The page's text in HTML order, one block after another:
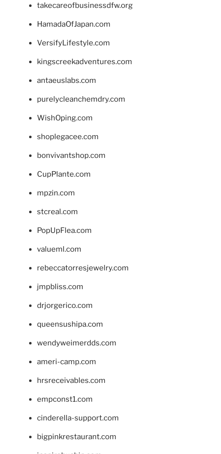
takecareofbusinessdfw.org
HamadaOfJapan.com
VersifyLifestyle.com
kingscreekadventures.com
antaeuslabs.com
purelycleanchemdry.com
WishOping.com
shoplegacee.com
bonvivantshop.com
CupPlante.com
mpzin.com
stcreal.com
PopUpFlea.com
valueml.com
rebeccatorresjewelry.com
jmpbliss.com
drjorgerico.com
queensushipa.com
wendyweimerdds.com
ameri-camp.com
hrsreceivables.com
empconst1.com
cinderella-support.com
bigpinkrestaurant.com